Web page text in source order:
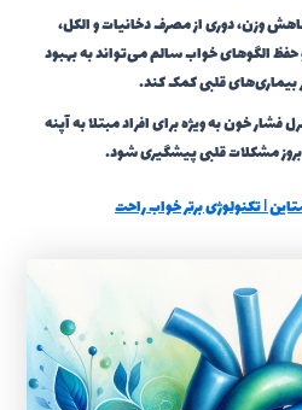
وزن، دوری از مصرف دخانیات و الکل،
حفظ الگوهای خواب سالم می‌تواند به بهبود
قلبی کمک کند.
فشار خون به ویژه برای افراد مبتلا به آپنه
مشکلات قلبی پیشگیری شود.
| تکنولوژی برتر خواب راحت